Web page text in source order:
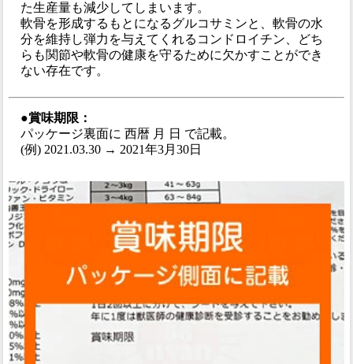
た生産量も減少してしまいます。
軟骨を形成するもとになるグルコサミンと、軟骨の水
分を維持し弾力を与えてくれるコンドロイチン、どち
らも関節や軟骨の健康を守るために欠かすことができ
ない存在です。
●賞味期限：
パッケージ裏面に 西暦 月 日 で記載。
(例) 2021.03.30 → 2021年3月30日